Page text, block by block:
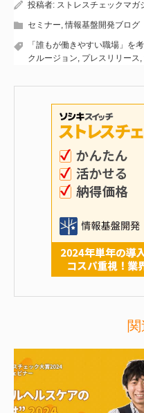
投稿者: ストレスチェックマガ
セミナー,情報基盤開発ブログ
「誰もが働きやすい職場」を
クルージョン, プレスリリース,